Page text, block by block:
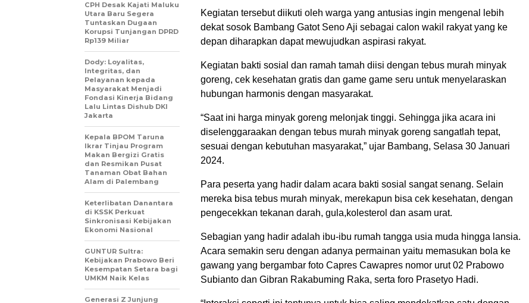
Kegiatan tersebut diikuti oleh warga yang antusias ingin mengenal lebih
dekat sosok Bambang Gatot Seno Aji sebagai calon wakil rakyat yang ke
depan diharapkan dapat mewujudkan aspirasi rakyat.
Kegiatan bakti sosial dan ramah tamah diisi dengan tebus murah minyak
goreng, cek kesehatan gratis dan game game seru untuk menyelaraskan
hubungan harmonis dengan masyarakat.
“Saat ini harga minyak goreng melonjak tinggi. Sehingga jika acara ini
diselenggaraakan dengan tebus murah minyak goreng sangatlah tepat,
sesuai dengan kebutuhan masyarakat,” ujar Bambang, Selasa 30 Januari
2024.
Para peserta yang hadir dalam acara bakti sosial sangat senang. Selain
mereka bisa tebus murah minyak, merekapun bisa cek kesehatan, dengan
pengecekkan tekanan darah, gula,kolesterol dan asam urat.
Sebagian yang hadir adalah ibu-ibu rumah tangga usia muda hingga lansia.
Acara semakin seru dengan adanya permainan yaitu memasukan bola ke
gawang yang bergambar foto Capres Cawapres nomor urut 02 Prabowo
Subianto dan Gibran Rakabuming Raka, serta foro Prasetyo Hadi.
CPH Desak Kajati Maluku
Utara Baru Segera
Tuntaskan Dugaan
Korupsi Tunjangan DPRD
Rp139 Miliar
Dody: Loyalitas,
Integritas, dan
Pelayanan kepada
Masyarakat Menjadi
Fondasi Kinerja Bidang
Lalu Lintas Dishub DKI
Jakarta
Kepala BPOM Taruna
Ikrar Tinjau Program
Makan Bergizi Gratis
dan Resmikan Pusat
Tanaman Obat Bahan
Alam di Palembang
Keterlibatan Danantara
di KSSK Perkuat
Sinkronisasi Kebijakan
Ekonomi Nasional
GUNTUR Sultra:
Kebijakan Prabowo Beri
Kesempatan Setara bagi
UMKM Naik Kelas
Generasi Z Junjung